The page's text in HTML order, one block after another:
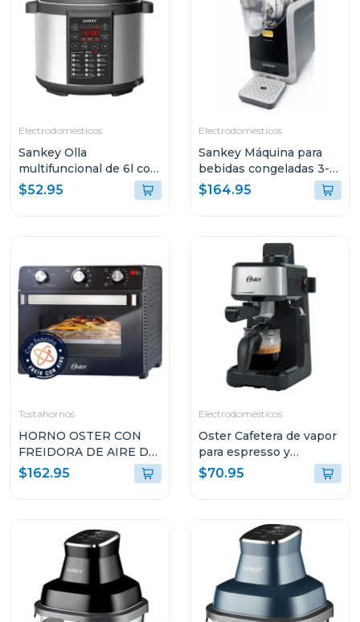
Electrodomésticos
Sankey Olla
multifuncional de 6l con
15 funciones para
cocinar ke65d
$52.95
Electrodomésticos
Sankey Máquina para
bebidas congeladas 3-
en-1 con pantalla tactil
sl2001
$164.95
Tostahornos
HORNO OSTER CON
FREIDORA DE AIRE DE
22L CON
RECUBRIMIENTO
$162.95
Electrodomésticos
Oster Cafetera de vapor
para espresso y
cappuccino capacidad
de 2 tazas stem3300
$70.95